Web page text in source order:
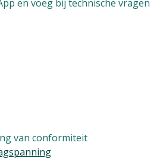
en voeg bij technische vragen
van conformiteit